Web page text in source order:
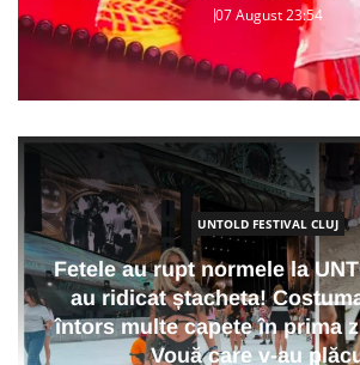
07 August 23:54
UNTOLD FESTIVAL CLUJ
Fetele au rupt normele la
au ridicat ștacheta!
întors multe capete în prima
Vouă care v-au